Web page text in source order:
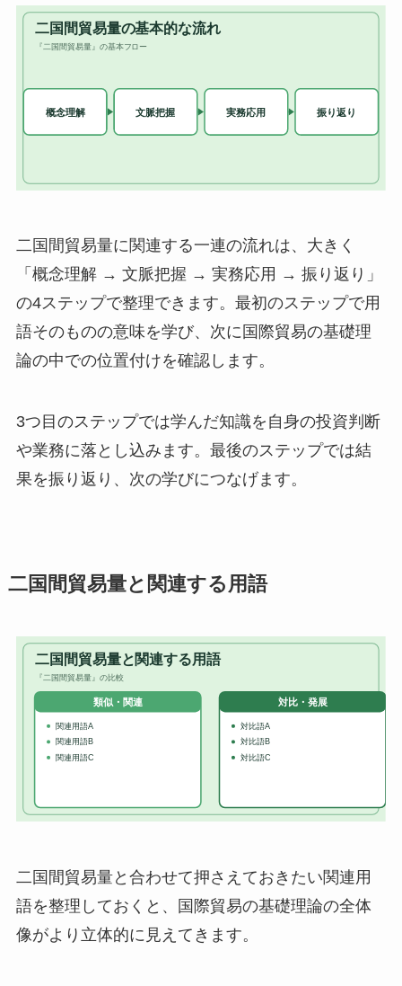
二国間貿易量に関連する一連の流れは、大きく
「概念理解 → 文脈把握 → 実務応用 → 振り返り」
の4ステップで整理できます。最初のステップで用
語そのものの意味を学び、次に国際貿易の基礎理
論の中での位置付けを確認します。
3つ目のステップでは学んだ知識を自身の投資判断
や業務に落とし込みます。最後のステップでは結
果を振り返り、次の学びにつなげます。
二国間貿易量と関連する用語
二国間貿易量と合わせて押さえておきたい関連用
語を整理しておくと、国際貿易の基礎理論の全体
像がより立体的に見えてきます。